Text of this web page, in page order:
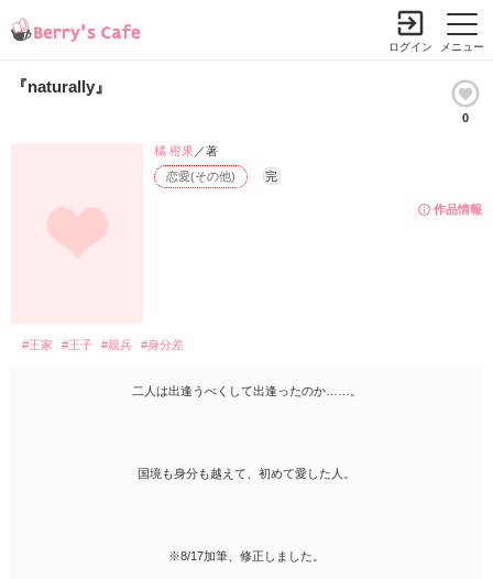
メニュー
ログイン
『naturally』
0
作品情報
恋愛(その他) 完
橘 橙果／著
#王家 #王子 #親兵 #身分差
二人は出逢うべくして出逢ったのか……。
国境も身分も越えて、初めて愛した人。
※8/17加筆、修正しました。